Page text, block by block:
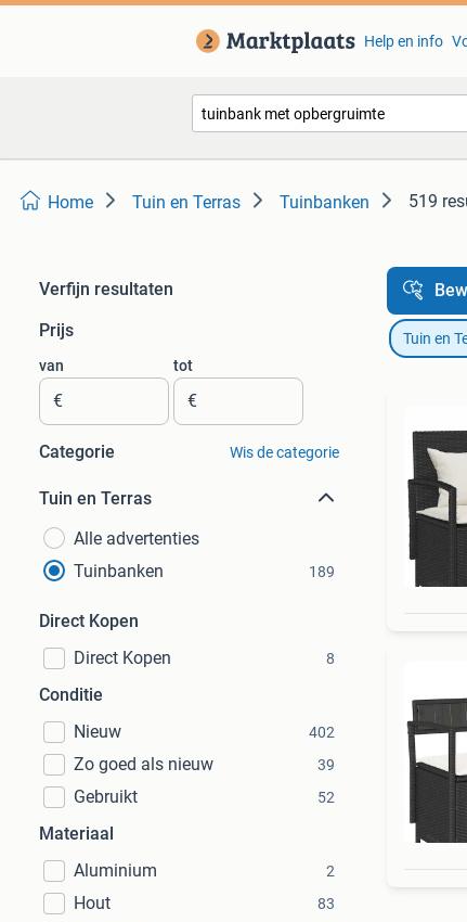
Help en info
Home Tuin en Terras Tuinbanken 519
Verfijn resultaten
Prijs
van
€
tot
€
Categorie Wis de categorie
Tuin en Terras
Alle advertenties
Tuinbanken
189
Direct Kopen
Direct Kopen
8
Conditie
Nieuw
402
Zo goed als nieuw 39
Gebruikt 52
Materiaal
Aluminium
2
Hout 83
Tuin en